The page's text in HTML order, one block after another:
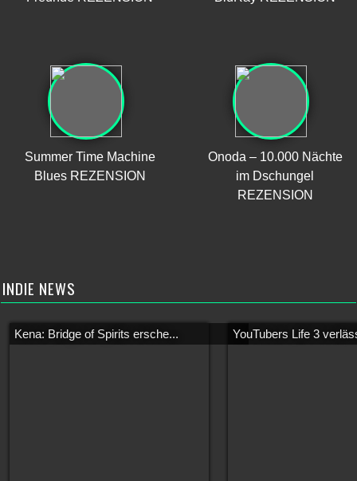
Summer Time Machine
Blues REZENSION
Onoda – 10.000 Nächte
im Dschungel
REZENSION
INDIE NEWS
Kena: Bridge of Spirits ersche... YouTubers Life 3